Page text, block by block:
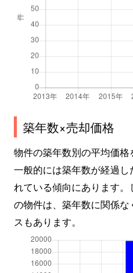
築年数×売却価格
物件の築年数別の平均価格
一般的には築年数が経過
れている傾向にあります
の物件は、築年数に関係
スもあります。